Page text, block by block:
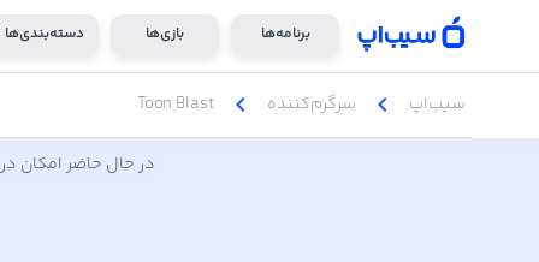
برنامه‌ها بازی‌ها دسته‌بندی‌ها
سیب‌اپ chevron_left سرگرم‌کننده chevron_left
Toon Blast
در حال حاضر امکان